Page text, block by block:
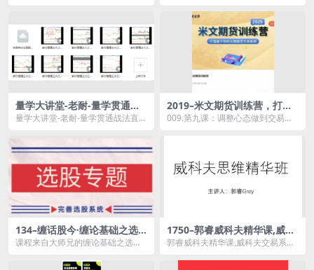
量学大讲堂-老耐-量学贯通战
法直播 教你看懂主力视频课 8
量学大讲堂-老耐-量学贯通战法直播
介： &nb...
2019–米文期货训练营，打造
属于你的长期稳定交易系统
009.第九课：调整心态做到交易的
134–缠话股今·缠论基础之选
股专题,完善选股系统
课程来自大师兄的缠论基础之选股
买。涨幅比较大如何定...
1750–郭睿威科夫精华课,威科
夫交易系统
郭睿威科夫精华课,威科夫交易系统